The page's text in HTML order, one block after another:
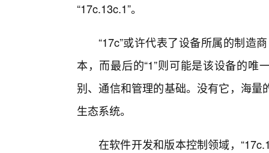
“17c.13c.1”。
“17c”或许代表了设备所属的制造
本，而最后的“1”则可能是该设备的唯
别、通信和管理的基础。没有它，海
生态系统。
在软件开发和版本控制领域，